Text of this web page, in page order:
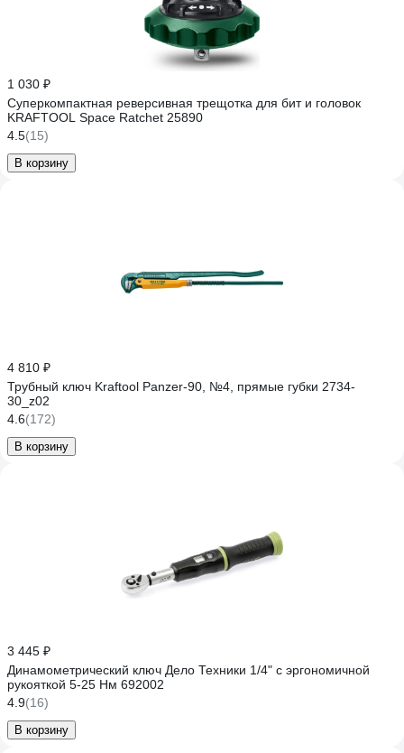
1 030 ₽
Суперкомпактная реверсивная трещотка для бит и головок
KRAFTOOL Space Ratchet 25890
4.5(15)
В корзину
4 810 ₽
Трубный ключ Kraftool Panzer-90, №4, прямые губки 2734-
30_z02
4.6(172)
В корзину
3 445 ₽
Динамометрический ключ Дело Техники 1/4" с эргономичной
рукояткой 5-25 Нм 692002
4.9(16)
В корзину